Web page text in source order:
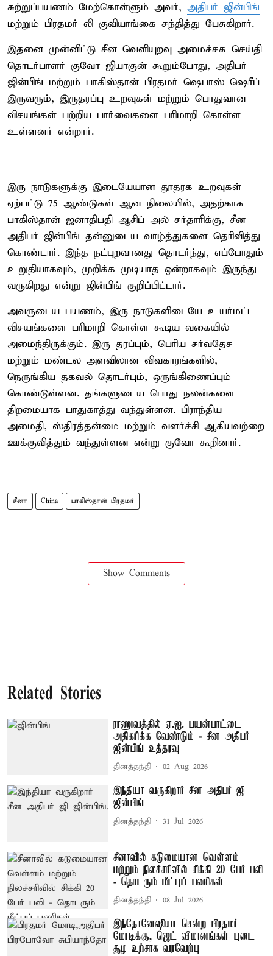
சுற்றுப்பயணம் மேற்கொள்ளும் அவர், அதிபர் ஜின்பிங்
மற்றும் பிரதமர் லி குவியாங்கை சந்தித்து பேசுகிறார்.
இதனை முன்னிட்டு சீன வெளியுறவு அமைச்சக செய்தி
தொடர்பாளர் குவோ ஜியாகுன் கூறும்போது, அதிபர்
ஜின்பிங் மற்றும் பாகிஸ்தான் பிரதமர் ஷெபாஸ் ஷெரீப்
இருவரும், இருதரப்பு உறவுகள் மற்றும் பொதுவான
விசயங்கள் பற்றிய பார்வைகளை பரிமாறி கொள்ள
உள்ளனர் என்றார்.
இரு நாடுகளுக்கு இடையேயான தூதரக உறவுகள்
ஏற்பட்டு 75 ஆண்டுகள் ஆன நிலையில், அதற்காக
பாகிஸ்தான் ஜனாதிபதி ஆசிப் அல் சர்தாரிக்கு, சீன
அதிபர் ஜின்பிங் தன்னுடைய வாழ்த்துகளை தெரிவித்து
கொண்டார். இந்த நட்புறவானது தொடர்ந்து, எப்போதும்
உறுதியாகவும், முறிக்க முடியாத ஒன்றாகவும் இருந்து
வருகிறது என்று ஜின்பிங் குறிப்பிட்டார்.
அவருடைய பயணம், இரு நாடுகளிடையே உயர்மட்ட
விசயங்களை பரிமாறி கொள்ள கூடிய வகையில்
அமைந்திருக்கும். இரு தரப்பும், பெரிய சர்வதேச
மற்றும் மண்டல அளவிலான விவகாரங்களில்,
நெருங்கிய தகவல் தொடர்பும், ஒருங்கிணைப்பும்
கொண்டுள்ளன. தங்களுடைய பொது நலன்களை
திறமையாக பாதுகாத்து வந்துள்ளன. பிராந்திய
அமைதி, ஸ்திரத்தன்மை மற்றும் வளர்ச்சி ஆகியவற்றை
ஊக்குவித்தும் வந்துள்ளன என்று குவோ கூறினார்.
சீனா China பாகிஸ்தான் பிரதமர்
Show Comments
Related Stories
ராணுவத்தில் ஏ.ஐ. பயன்பாட்டை
அதிகரிக்க வேண்டும் - சீன அதிபர்
ஜின்பிங் உத்தரவு
தினத்தந்தி 02 Aug 2026
இந்தியா வருகிறார் சீன அதிபர் ஜி
ஜின்பிங்
தினத்தந்தி 31 Jul 2026
சீனாவில் கடுமையான வெள்ளம்
மற்றும் நிலச்சரிவில் சிக்கி 20 பேர் பலி
- தொடரும் மீட்புப் பணிகள்
தினத்தந்தி 08 Jul 2026
இந்தோனேஷியா சென்ற பிரதமர்
மோடிக்கு, ஜெட் விமானங்கள் புடை
சூழ உற்சாக வரவேற்பு